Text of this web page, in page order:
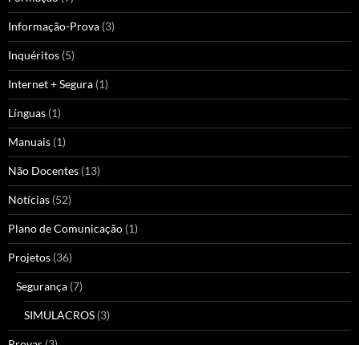
Informação-Prova (3)
Inquéritos (5)
Internet + Segura (1)
Línguas (1)
Manuais (1)
Não Docentes (13)
Notícias (52)
Plano de Comunicação (1)
Projetos (36)
Segurança (7)
SIMULACROS (3)